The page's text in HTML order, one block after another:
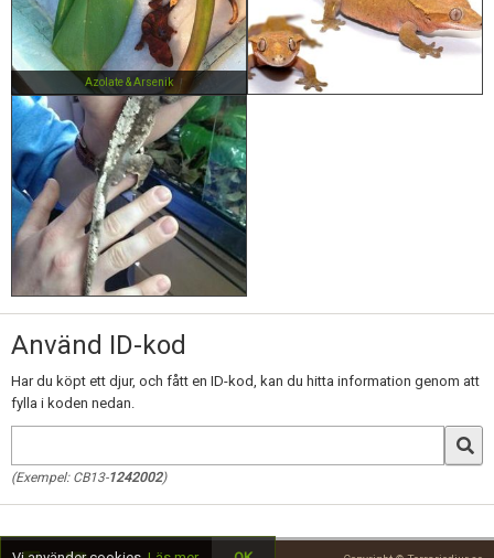
Azolate & Arsenik
Använd ID-kod
Har du köpt ett djur, och fått en ID-kod, kan du hitta information genom att
fylla i koden nedan.
(Exempel: CB13-1242002)